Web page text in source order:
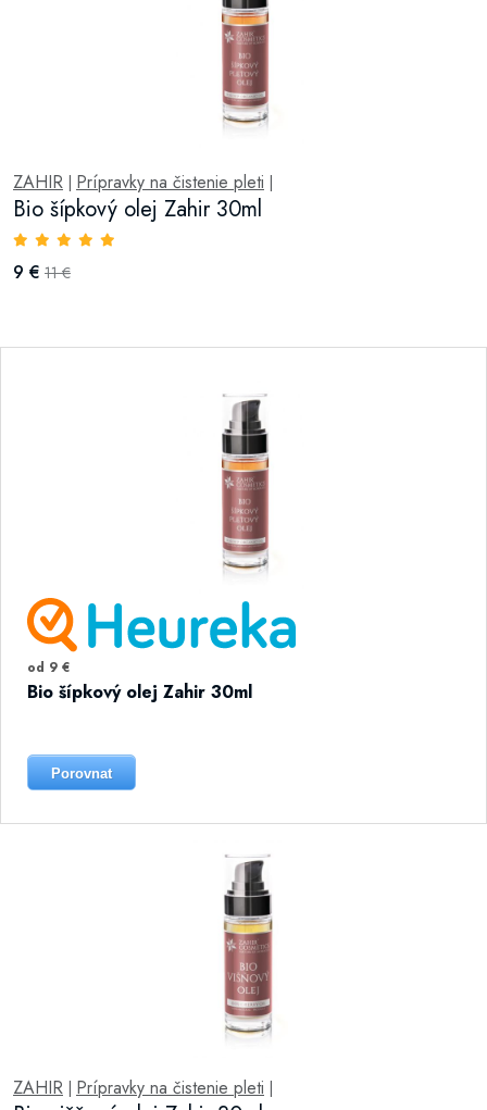
ZAHIR Prípravky na čistenie pleti
Bio šípkový olej Zahir 30ml
9 € 11 €
od 9 €
Bio šípkový olej Zahir 30ml
Porovnat
ZAHIR Prípravky na čistenie pleti